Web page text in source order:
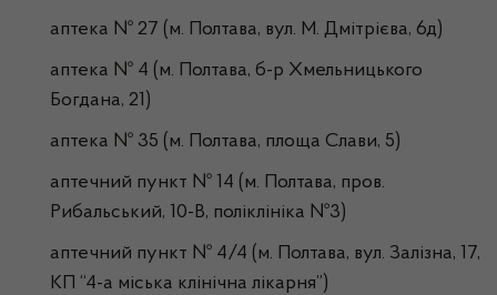
аптека № 27 (м. Полтава, вул. М. Дмітрієва, 6д)
аптека № 4 (м. Полтава, б-р Хмельницького
Богдана, 21)
аптека № 35 (м. Полтава, площа Слави, 5)
аптечний пункт № 14 (м. Полтава, пров.
Рибальський, 10-В, поліклініка №3)
аптечний пункт № 4/4 (м. Полтава, вул. Залізна, 17,
КП “4-а міська клінічна лікарня”)